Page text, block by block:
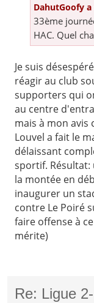
DahutGoofy
33ème
HAC. Quel
Je suis
réagir au club
supporters qui
au centre
mais à mon avis
Louvel a fait le
délaissant
sportif.
la montée en
inaugurer un
contre Le Poiré
faire offense à
mérite)
Re: Ligue